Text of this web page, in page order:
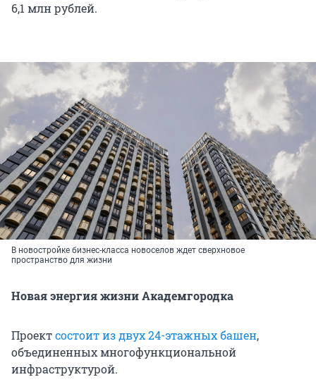
6,1 млн рублей.
В новостройке бизнес-класса новоселов ждет сверхновое
пространство для жизни
Новая энергия жизни Академгородка
Проектсостоит из двух 24-этажных башен,
объединенных многофункциональной
инфраструктурой.